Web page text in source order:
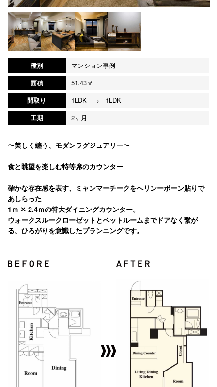
種別
マンション事例
面積
51.43㎡
間取り
1LDK → 1LDK
工期
2ヶ月
〜美しく纏う、モダンラグジュアリー〜
食と眺望を楽しむ特等席のカウンター
確かな存在感を表す、ミャンマーチークをヘリンーボーン貼りで
あしらった
1ｍ ✕ 2.4ｍの特大ダイニングカウンター。
ウォークスルークローゼットとベットルームまでドアなく繋が
る、ひろがりを意識したプランニングです。